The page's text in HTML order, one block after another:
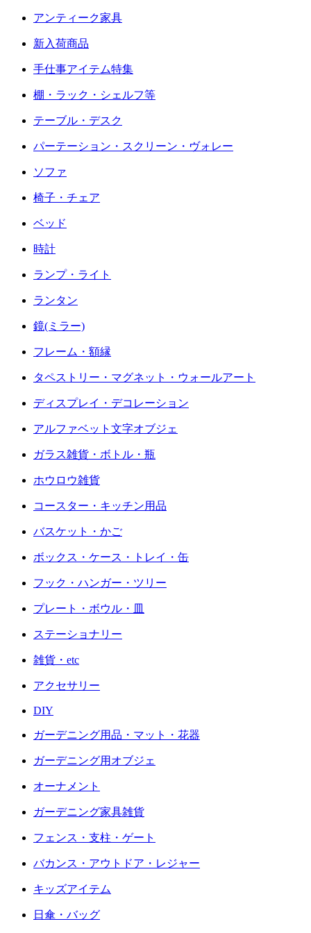
アンティーク家具
新入荷商品
手仕事アイテム特集
棚・ラック・シェルフ等
テーブル・デスク
パーテーション・スクリーン・ヴォレー
ソファ
椅子・チェア
ベッド
時計
ランプ・ライト
ランタン
鏡(ミラー)
フレーム・額縁
タペストリー・マグネット・ウォールアート
ディスプレイ・デコレーション
アルファベット文字オブジェ
ガラス雑貨・ボトル・瓶
ホウロウ雑貨
コースター・キッチン用品
バスケット・かご
ボックス・ケース・トレイ・缶
フック・ハンガー・ツリー
プレート・ボウル・皿
ステーショナリー
雑貨・etc
アクセサリー
DIY
ガーデニング用品・マット・花器
ガーデニング用オブジェ
オーナメント
ガーデニング家具雑貨
フェンス・支柱・ゲート
バカンス・アウトドア・レジャー
キッズアイテム
日傘・バッグ